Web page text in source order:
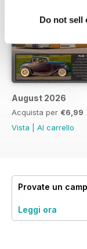
Do not sell
August 2026
Acquista per €6,99
Vista
Al carrello
Provate un
Leggi ora